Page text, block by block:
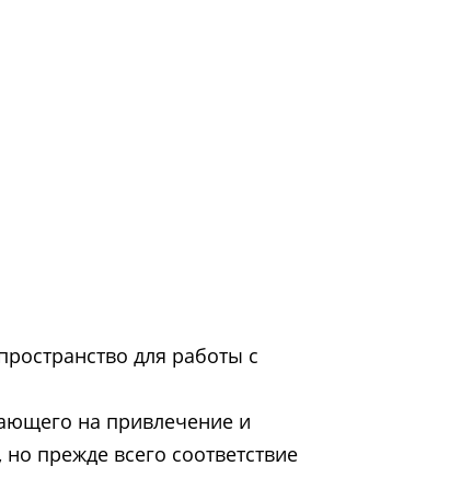
для работы с
на привлечение и
прежде всего соответствие